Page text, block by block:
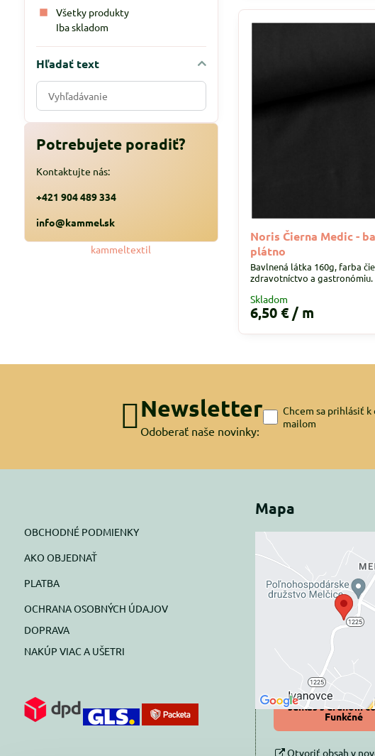
Noris Čierna Medic -
plátno
Bavlnená látka 160g, farba
zdravotníctvo a gastronómiu.
Skladom
6,50 €/ m
Všetky produkty
Iba skladom
Hľadať text
Prehľadať
výsledky
filtra
fulltextom
Potrebujete poradiť?
Kontaktujte nás:
+421 904 489 334
info@kammel.sk
kammeltextil
Newsletter
Odoberať naše novinky:
Chcem sa prihlásiť
mailom
OBCHODNÉ PODMIENKY
AKO OBJEDNAŤ
PLATBA
OCHRANA OSOBNÝCH ÚDAJOV
DOPRAVA
NAKÚP VIAC A UŠETRI
Mapa
Externý
blokovaný
súkromia
Prajete si načítať
Povoliť
Povoliť a
súhlas s druhom
Funkčné
Otvoriť obsah v